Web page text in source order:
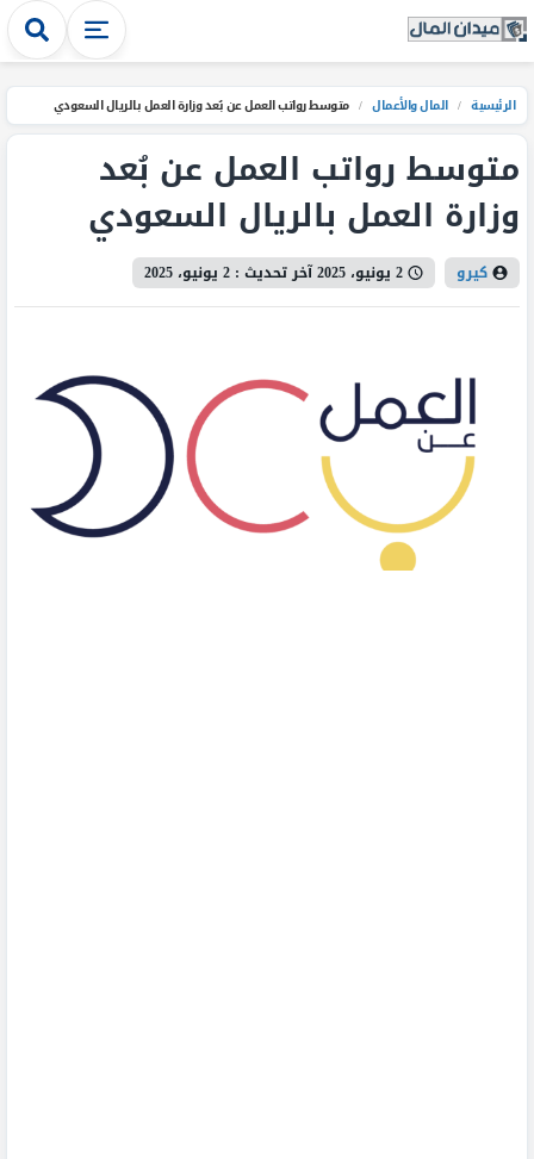
الرئيسية / المال والأعمال / متوسط رواتب العمل عن بُعد وزارة العمل بالريال السعودي
متوسط رواتب العمل عن بُعد
وزارة العمل بالريال السعودي
كيرو 2 يونيو، 2025 آخر تحديث : 2 يونيو، 2025